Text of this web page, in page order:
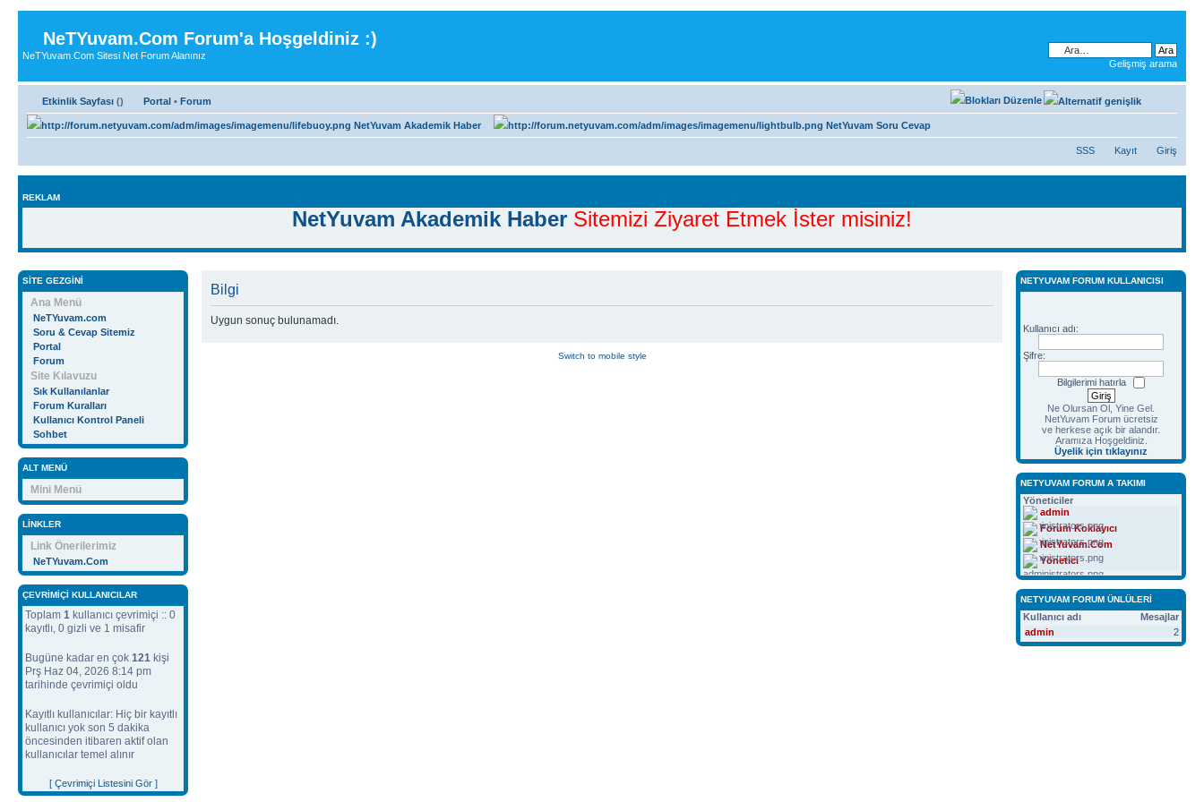
NeTYuvam.Com Forum'a Hoşgeldiniz :)
NeTYuvam.Com Sitesi Net Forum Alanınız
Gelişmiş arama
Etkinlik Sayfası () Portal • Forum
NetYuvam Akademik Haber NetYuvam Soru Cevap
SSS Kayıt Giriş
REKLAM
NetYuvam Akademik Haber Sitemizi Ziyaret Etmek İster misiniz!
SITE GEZGINI
Ana Menü
NeTYuvam.com
Soru & Cevap Sitemiz
Portal
Forum
Site Kılavuzu
Sık Kullanılanlar
Forum Kuralları
Kullanıcı Kontrol Paneli
Sohbet
ALT MENÜ
Mini Menü
LINKLER
Link Önerilerimiz
NeTYuvam.Com
ÇEVRIMIÇI KULLANICILAR
Toplam 1 kullanıcı çevrimiçi :: 0
kayıtlı, 0 gizli ve 1 misafir
Bugüne kadar en çok 121 kişi
Prş Haz 04, 2026 8:14 pm
tarihinde çevrimiçi oldu
Kayıtlı kullanıcılar: Hiç bir kayıtlı
kullanıcı yok son 5 dakika
öncesinden itibaren aktif olan
kullanıcılar temel alınır
[ Çevrimiçi Listesini Gör ]
Bilgi
Uygun sonuç bulunamadı.
Switch to mobile style
NETYUVAM FORUM KULLANICISI
Kullanıcı adı:
Şifre:
Bilgilerimi hatırla
Ne Olursan Ol, Yine Gel.
NetYuvam Forum ücretsiz
ve herkese açık bir alandır.
Aramıza Hoşgeldiniz.
Üyelik için tıklayınız
NETYUVAM FORUM A TAKIMI
Yöneticiler
admin
Forum Koklayıcı
NetYuvam.Com
Yönetici
NETYUVAM FORUM ÜNLÜLERI
Kullanıcı adı
Mesajlar
admin
2